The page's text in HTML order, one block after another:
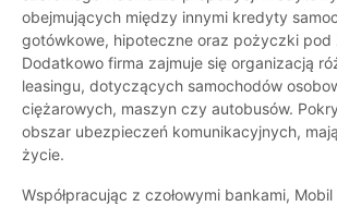
obejmujących między innymi kredyty
gotówkowe, hipoteczne oraz pożyczki pod
Dodatkowo firma zajmuje się organizacją
leasingu, dotyczących samochodów
ciężarowych, maszyn czy autobusów.
obszar ubezpieczeń komunikacyjnych,
życie.
Współpracując z czołowymi bankami,